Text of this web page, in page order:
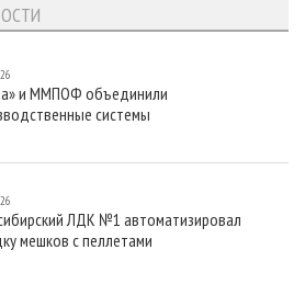
и ММПОФ объединили
системы
ЛДК №1 автоматизировал
мешков с пеллетами